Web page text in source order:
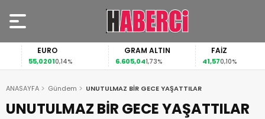
EURO
55,02010,14%
GRAM ALTIN
6.605,041,73%
FAİZ
41,570,10%
ANASAYFA Gündem UNUTULMAZ BİR GECE YAŞATTILAR
UNUTULMAZ BİR GECE YAŞATTILAR